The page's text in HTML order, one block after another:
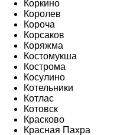
Коркино
Королев
Короча
Корсаков
Коряжма
Костомукша
Кострома
Косулино
Котельники
Котлас
Котовск
Красково
Красная Пахра